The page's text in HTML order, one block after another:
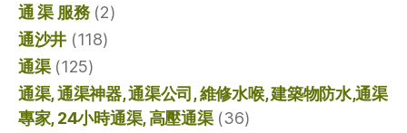
通 渠 服務(2)
通沙井 (118)
通渠(125)
通渠, 通渠神器, 通渠公司, 維修水喉, 建築物防水,通渠
專家, 24小時通渠, 高壓通渠(36)